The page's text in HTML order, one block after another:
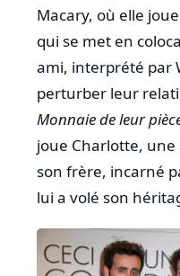
Macary, où elle
qui se met en
ami, interprété par
perturber leur
Monnaie de leur
joue Charlotte,
son frère, incarné
lui a volé son